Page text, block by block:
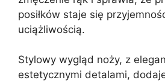
posiłków staje się
uciążliwością.
Stylowy wygląd noży, z
estetycznymi detalami,